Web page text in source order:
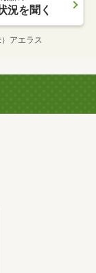
況を聞く
アエラス